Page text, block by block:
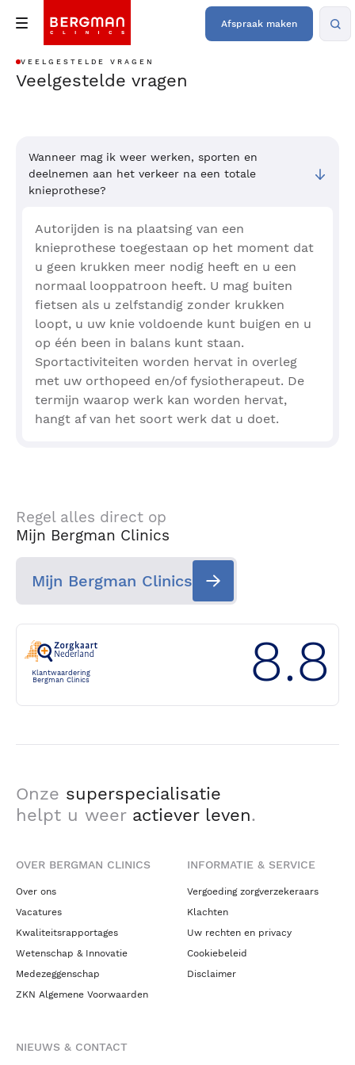
Afspraak maken
VEELGESTELDE VRAGEN
Veelgestelde vragen
Wanneer mag ik weer werken, sporten en
deelnemen aan het verkeer na een totale
knieprothese?
Autorijden is na plaatsing van een
knieprothese toegestaan op het moment dat
u geen krukken meer nodig heeft en u een
normaal looppatroon heeft. U mag buiten
fietsen als u zelfstandig zonder krukken
loopt, u uw knie voldoende kunt buigen en u
op één been in balans kunt staan.
Sportactiviteiten worden hervat in overleg
met uw orthopeed en/of fysiotherapeut. De
termijn waarop werk kan worden hervat,
hangt af van het soort werk dat u doet.
Regel alles direct op
Mijn Bergman Clinics
Mijn Bergman Clinics
Klantwaardering
Bergman Clinics
8.8
Onze superspecialisatie
helpt u weer actiever leven.
OVER BERGMAN CLINICS
Over ons
Vacatures
Kwaliteitsrapportages
Wetenschap & Innovatie
Medezeggenschap
ZKN Algemene Voorwaarden
INFORMATIE & SERVICE
Vergoeding zorgverzekeraars
Klachten
Uw rechten en privacy
Cookiebeleid
Disclaimer
NIEUWS & CONTACT